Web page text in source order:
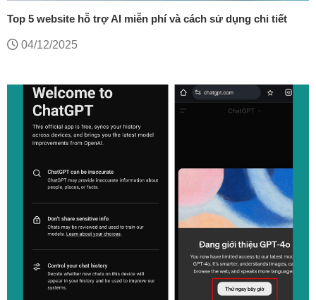
Top 5 website hỗ trợ AI miễn phí và cách sử dụng chi tiết
04/12/2025